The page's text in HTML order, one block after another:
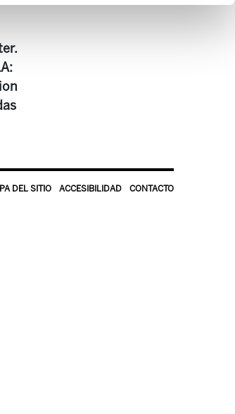
DEL SITIO ACCESIBILIDAD CONTACTO